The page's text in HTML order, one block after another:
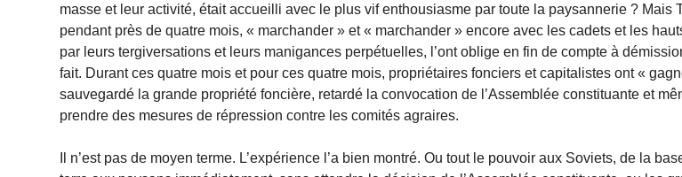
masse et leur activité, était accueilli avec le plus vif enthousiasme par toute la paysannerie ? Mais
pendant près de quatre mois, « marchander » et « marchander » encore avec les cadets et les
par leurs tergiversations et leurs manigances perpétuelles, l’ont oblige en fin de compte à
fait. Durant ces quatre mois et pour ces quatre mois, propriétaires fonciers et capitalistes ont «
sauvegardé la grande propriété foncière, retardé la convocation de l’Assemblée constituante et
prendre des mesures de répression contre les comités agraires.
Il n’est pas de moyen terme. L’expérience l’a bien montré. Ou tout le pouvoir aux Soviets, de la